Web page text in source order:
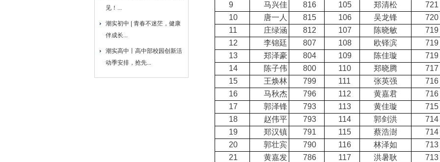
见！ ...
潮实初中 | 青春不迷茫，健康
伴成长...
潮实高中丨高中部校园创新活
动季安排，抢先...
9
马兴佳 816 105 郑清松
721
10
唐一人 815 106 吴龙锋
720
11
庄绿涵 812 107 陈晓敏
719
12
李锦廷 807 108 欧铎滨
719
13
郑泽豪 804 109 陈佳璇
719
14
陈子伟 800 110 郑晓腾
717
15
王焕林 799 111 张英强
716
16
马秋杰 796 112 黄嘉君
716
17
郭泽锋 793 113 黄佳璇
715
18
赵伟平 793 114 郭剑洪
714
19
郑汉镇 791 115 蔡浩澍
714
20
郭壮宾 790 116 林泽如
713
21
黄嘉发 786 117 洪暑耿
713